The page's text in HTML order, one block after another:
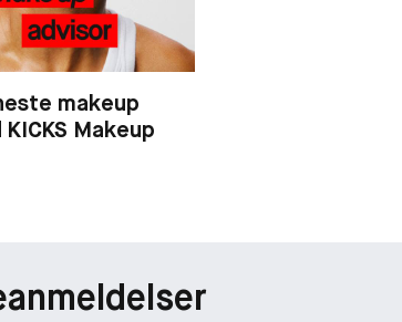
makeup
Makeup